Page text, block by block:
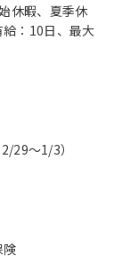
休暇、夏季休
：10日、最大
29～1/3）
険